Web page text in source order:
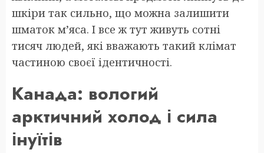
шкіри так сильно, що можна залишити
шматок м’яса. І все ж тут живуть сотні
тисяч людей, які вважають такий клімат
частиною своєї ідентичності.
Канада: вологий
арктичний холод і сила
інуїтів